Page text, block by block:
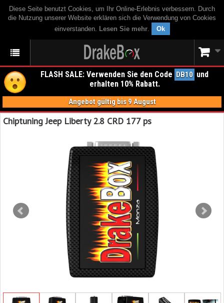
Diese Seite benutzt Cookies, um Ihr Online-Erlebnis verbessern. Durch
die Nutzung unserer Website erklären sich die Verwendung von Cookies
einverstanden. Lesen Sie mehr. Ok
FLASH SALE: Verwenden Sie den Code DB10 und
erhalten 10% Rabatt.
Angebot gültig bis 9 August
Chiptuning Jeep Liberty 2.8 CRD 177 ps